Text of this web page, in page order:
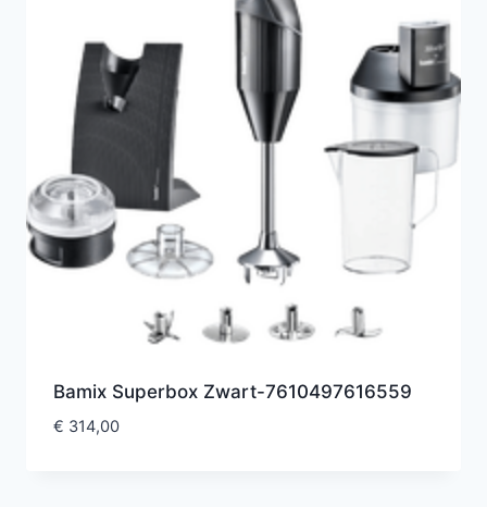
Bamix Superbox Zwart-7610497616559
€ 314,00